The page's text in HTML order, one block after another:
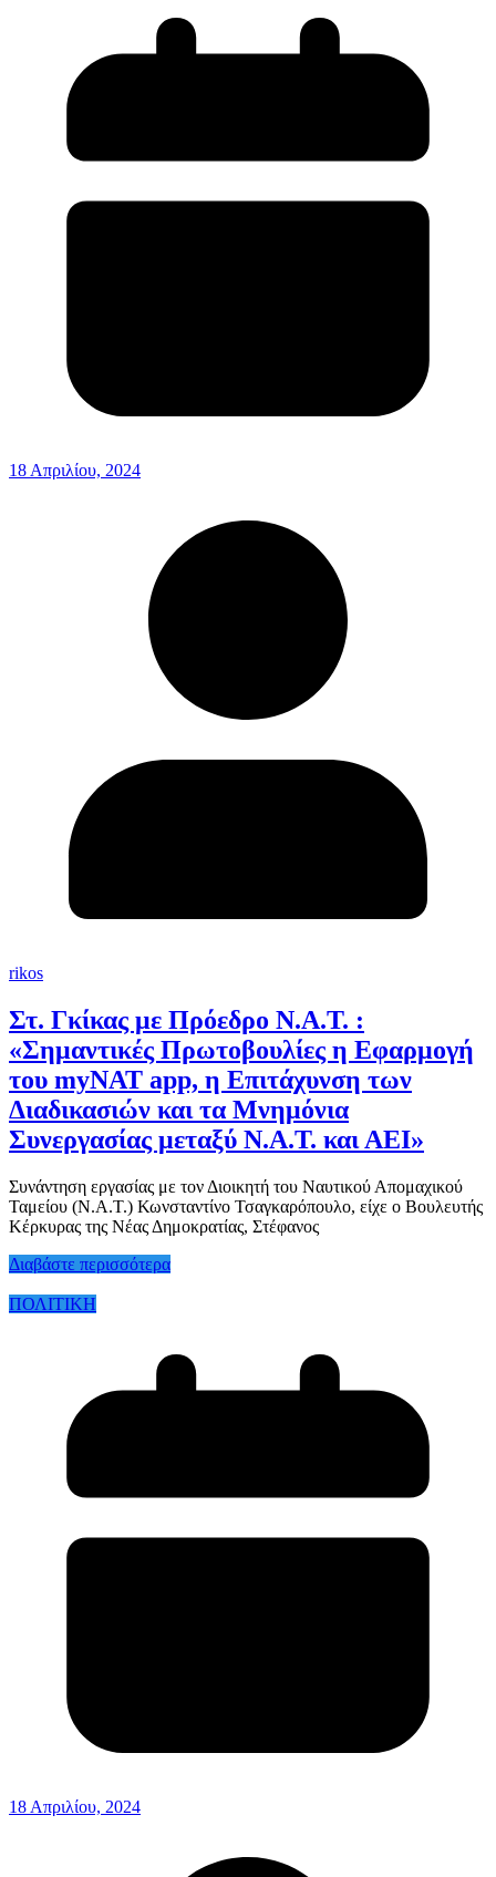
18 Απριλίου, 2024
rikos
Στ. Γκίκας με Πρόεδρο Ν.Α.Τ. :
«Σημαντικές Πρωτοβουλίες η Εφαρμογή
του myNAT app, η Επιτάχυνση των
Διαδικασιών και τα Μνημόνια
Συνεργασίας μεταξύ Ν.Α.Τ. και ΑΕΙ»
Συνάντηση εργασίας με τον Διοικητή του Ναυτικού Απομαχικού
Ταμείου (Ν.Α.Τ.) Κωνσταντίνο Τσαγκαρόπουλο, είχε ο Βουλευτής
Κέρκυρας της Νέας Δημοκρατίας, Στέφανος
Διαβάστε περισσότερα
ΠΟΛΙΤΙΚΗ
18 Απριλίου, 2024